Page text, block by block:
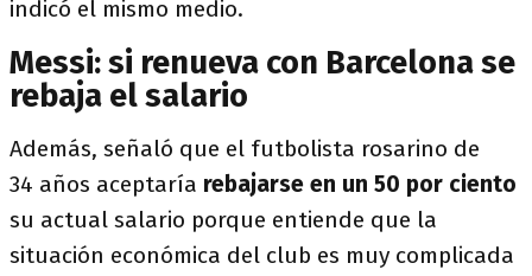
indicó el mismo medio.
Messi: si renueva con Barcelona se
rebaja el salario
Además, señaló que el futbolista rosarino de
34 años aceptaría rebajarse en un 50 por ciento
su actual salario porque entiende que la
situación económica del club es muy complicada